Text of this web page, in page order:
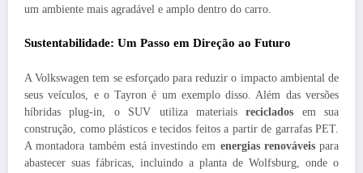
um ambiente mais agradável e amplo dentro do carro.
Sustentabilidade: Um Passo em Direção ao Futuro
A Volkswagen tem se esforçado para reduzir o impacto ambiental de
seus veículos, e o Tayron é um exemplo disso. Além das versões
híbridas plug-in, o SUV utiliza materiaisreciclados em sua
construção, como plásticos e tecidos feitos a partir de garrafas PET.
A montadora também está investindo em energias renováveispara
abastecer suas fábricas, incluindo a planta de Wolfsburg, onde o